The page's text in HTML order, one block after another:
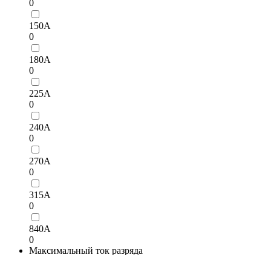
0
150А
0
180А
0
225А
0
240А
0
270A
0
315А
0
840A
0
Максимальный ток разряда